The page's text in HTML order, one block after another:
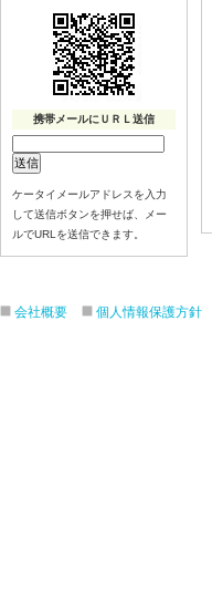
携帯メールにＵＲＬ送信
ケータイメールアドレスを入力
して送信ボタンを押せば、メー
ルでURLを送信できます。
会社概要 個人情報保護方針